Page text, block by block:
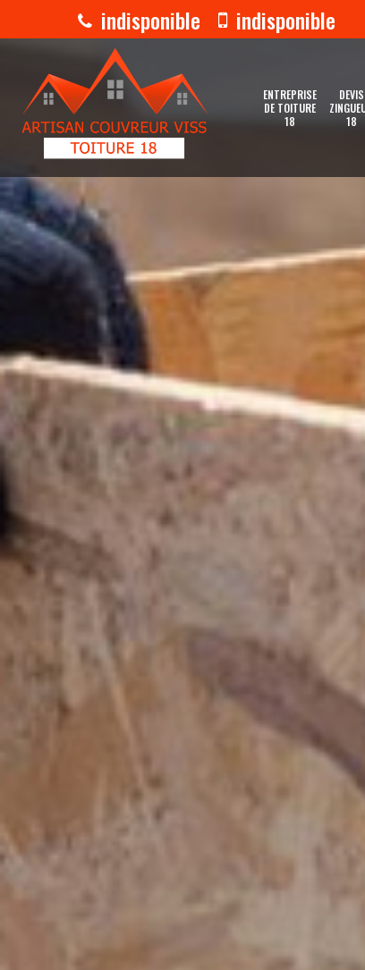
indisponible indisponible
ENTREPRISE
DE TOITURE
18
DEVIS
18